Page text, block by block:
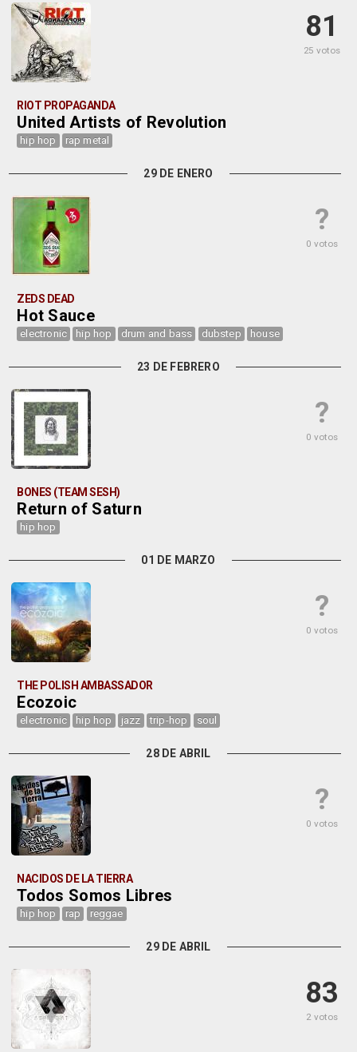
81
25 votos
RIOT PROPAGANDA
United Artists of Revolution
hip hop rap metal
29 DE ENERO
?
0 votos
ZEDS DEAD
Hot Sauce
electronic hip hop drum and bass dubstep house
23 DE FEBRERO
?
0 votos
BONES (TEAM SESH)
Return of Saturn
hip hop
01 DE MARZO
?
0 votos
THE POLISH AMBASSADOR
Ecozoic
electronic hip hop jazz trip-hop soul
28 DE ABRIL
?
0 votos
NACIDOS DE LA TIERRA
Todos Somos Libres
hip hop rap reggae
29 DE ABRIL
83
2 votos